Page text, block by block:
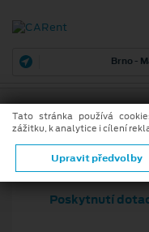
Brno -
Poskytnutí
Tato stránka používá
zážitku, k analytice i cílení
Upravit předvolby